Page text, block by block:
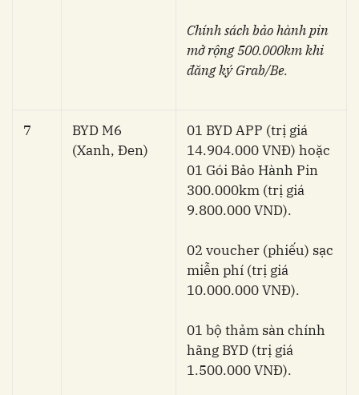
Chính sách bảo hành pin
mở rộng 500.000km khi
đăng ký Grab/Be.
7
BYD M6
(Xanh, Đen)
01 BYD APP (trị giá
14.904.000 VNĐ) hoặc
01 Gói Bảo Hành Pin
300.000km (trị giá
9.800.000 VND).
02 voucher (phiếu) sạc
miễn phí (trị giá
10.000.000 VNĐ).
01 bộ thảm sàn chính
hãng BYD (trị giá
1.500.000 VNĐ).